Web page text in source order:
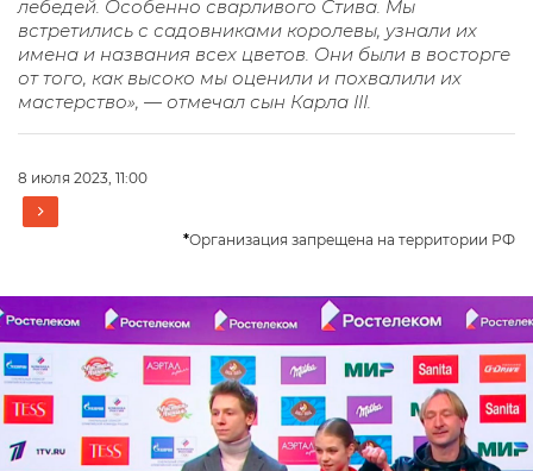
лебедей. Особенно сварливого Стива. Мы
встретились с садовниками королевы, узнали их
имена и названия всех цветов. Они были в восторге
от того, как высоко мы оценили и похвалили их
мастерство», — отмечал сын Карла III.
8 июля 2023, 11:00
*Организация запрещена на территории РФ